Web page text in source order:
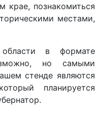
крае, познакомиться
местами,
в формате
но самыми
стенде являются
планируется